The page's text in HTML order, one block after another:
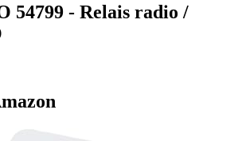
54799 - Relais radio /